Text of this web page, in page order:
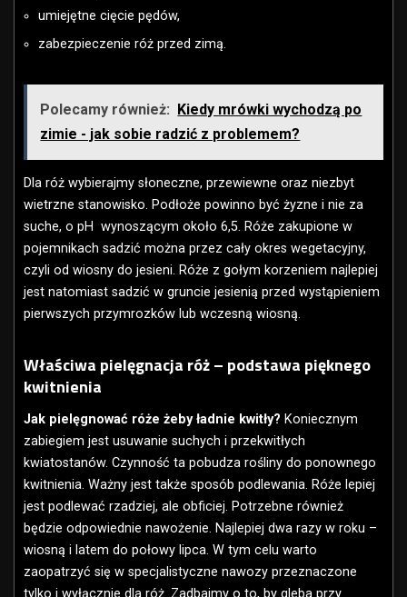
umiejętne cięcie pędów,
zabezpieczenie róż przed zimą.
Polecamy również:
Kiedy mrówki wychodzą po
zimie - jak sobie radzić z problemem?
Dla róż wybierajmy słoneczne, przewiewne oraz niezbyt
wietrzne stanowisko. Podłoże powinno być żyzne i nie za
suche, o pH wynoszącym około 6,5. Róże zakupione w
pojemnikach sadzić można przez cały okres wegetacyjny,
czyli od wiosny do jesieni. Róże z gołym korzeniem najlepiej
jest natomiast sadzić w gruncie jesienią przed wystąpieniem
pierwszych przymrozków lub wczesną wiosną.
Właściwa pielęgnacja róż – podstawa pięknego
kwitnienia
Jak pielęgnować róże żeby ładnie kwitły? Koniecznym
zabiegiem jest usuwanie suchych i przekwitłych
kwiatostanów. Czynność ta pobudza rośliny do ponownego
kwitnienia. Ważny jest także sposób podlewania. Róże lepiej
jest podlewać rzadziej, ale obficiej. Potrzebne również
będzie odpowiednie nawożenie. Najlepiej dwa razy w roku –
wiosną i latem do połowy lipca. W tym celu warto
zaopatrzyć się w specjalistyczne nawozy przeznaczone